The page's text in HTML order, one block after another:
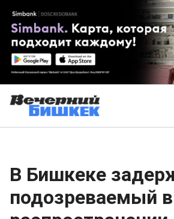
В Бишкеке
подозреваемый в